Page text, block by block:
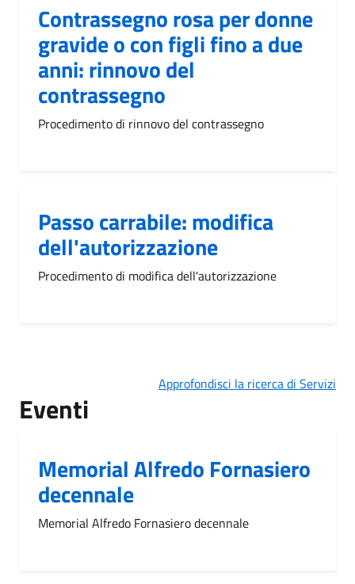
Contrassegno rosa per donne
gravide o con figli fino a due
anni: rinnovo del
contrassegno
Procedimento di rinnovo del contrassegno
Passo carrabile: modifica
dell'autorizzazione
Procedimento di modifica dell'autorizzazione
Approfondisci la ricerca di Servizi
Eventi
Memorial Alfredo Fornasiero
decennale
Memorial Alfredo Fornasiero decennale